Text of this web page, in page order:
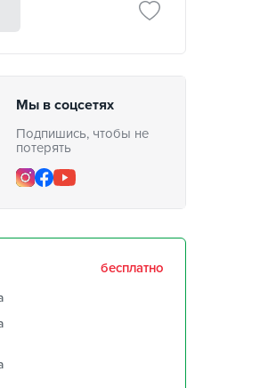
Мы в соцсетях
Подпишись, чтобы не
потерять
бесплатно